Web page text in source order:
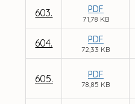
603. PDF
71,78 KB
604. PDF
72,33 KB
605. PDF
78,85 KB